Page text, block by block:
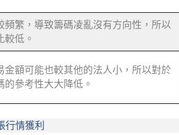
繁，導致籌碼凌亂沒有方向性，所以
低。
額可能也較其他的法人小，所以對於
參考性大大降低。
行情獲利